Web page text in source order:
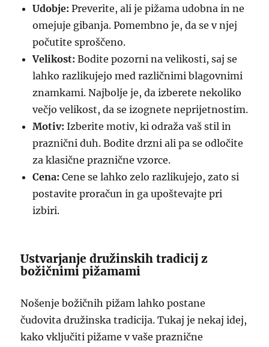
Udobje: Preverite, ali je pižama udobna in ne
omejuje gibanja. Pomembno je, da se v njej
počutite sproščeno.
Velikost: Bodite pozorni na velikosti, saj se
lahko razlikujejo med različnimi blagovnimi
znamkami. Najbolje je, da izberete nekoliko
večjo velikost, da se izognete neprijetnostim.
Motiv: Izberite motiv, ki odraža vaš stil in
praznični duh. Bodite drzni ali pa se odločite
za klasične praznične vzorce.
Cena: Cene se lahko zelo razlikujejo, zato si
postavite proračun in ga upoštevajte pri
izbiri.
Ustvarjanje družinskih tradicij z
božičnimi pižamami
Nošenje božičnih pižam lahko postane
čudovita družinska tradicija. Tukaj je nekaj idej,
kako vključiti pižame v vaše praznične